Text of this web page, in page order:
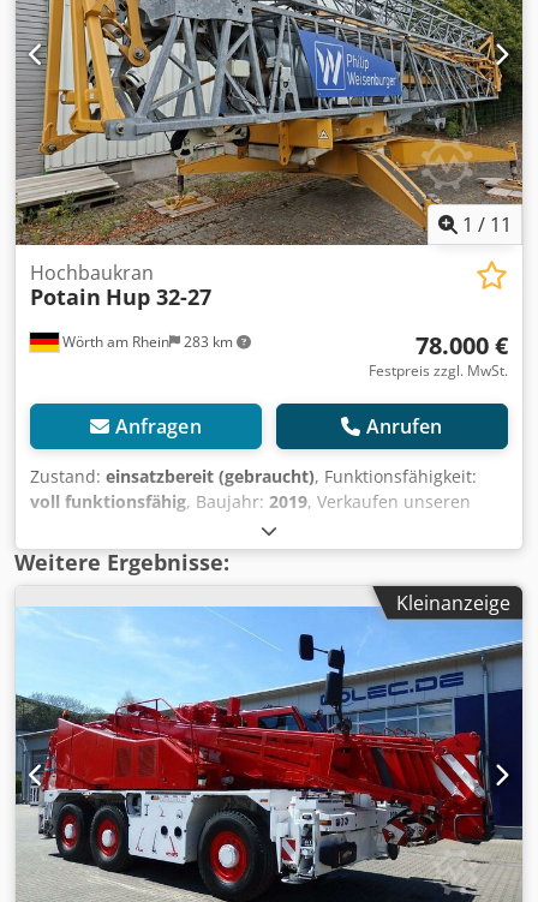
1 / 11
Wörth am Rhein 283 km
Hochbaukran
Potain Hup 32-27
78.000 €
Festpreis zzgl. MwSt.
Anfragen Anrufen
Zustand: einsatzbereit (gebraucht), Funktionsfähigkeit:
voll funktionsfähig, Baujahr: 2019, Verkaufen unseren
Baukran wegen Firmenverkleinerung Es handelt sich um
einen POTAIN HUP 32-27 aus dem Jahr 2019 Der Kran ist
Top mit den üblichen Gebrauchsspuren. Keine Defekte
bekannt. Der Kran war nicht in Vermietung Technische
Details: - Maximale Ausladung: 32 Meter - Maximale
Hakenhöhe: 27 Meter - Maximale Traglast: 4.000 kg (bis zu
einer Ausladung von ca. 12 Metern) - Traglast an der
Spitze: 1.000 kg (bei vollen 32 Metern Ausladung) -
Stützmaß: 4 m x 4 m - Drehradius: 2,25 Meter oder 2,75
Meter Außerdem: - Der Kran verfügt über das TopSite
System - Der Kran verfügt über eine Zentralschmieranlage
(automatisiert) - Die Kabelführungskette im Mast
(Rückrufaktion Potain) wurde bereits getauscht Djdpfxjzlb
Eps Am Rock - Incl. fest verbautes Anschlusskabel ca. 15m,
mit 63A CEE-Stecker - Die Funksteuerung ist in sehr gutem
Weitere Ergebnisse:
Kleinanzeige